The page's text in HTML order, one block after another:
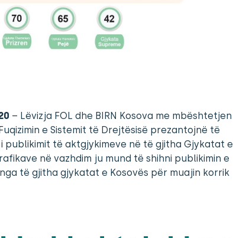
– Lëvizja FOL dhe BIRN Kosova me mbështetjen
e Sistemit të Drejtësisë prezantojnë të
publikimit të aktgjykimeve në të gjitha Gjykatat e
në vazhdim ju mund të shihni publikimin e
të gjitha gjykatat e Kosovës për muajin korrik